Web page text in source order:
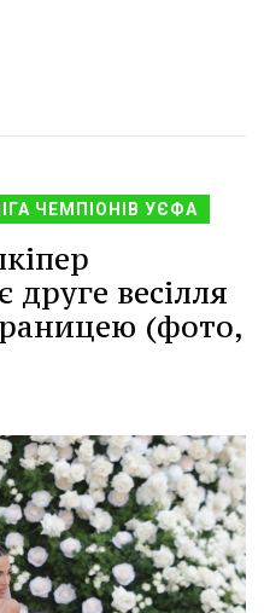
ЧЕМПІОНІВ УЄФА
друге весілля
(фото,